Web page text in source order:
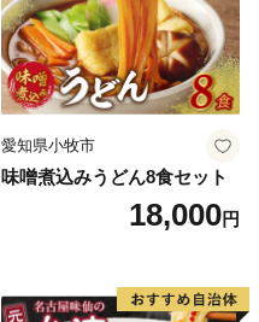
愛知県小牧市
味噌煮込みうどん8食セット
18,000円